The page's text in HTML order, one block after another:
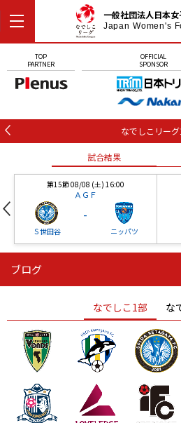
一般社団法人日本
Japan Women's
TOP
PARTNER
OFFICIAL
SPONSOR
なでしこリー
試合結果
第15節 08/08 (土) 16:00
ＡＧＦ
Ｓ世田谷
-
ニッパツ
ニッパツ
ニッパツ 名古屋
ブログ
なでしこ1部 な